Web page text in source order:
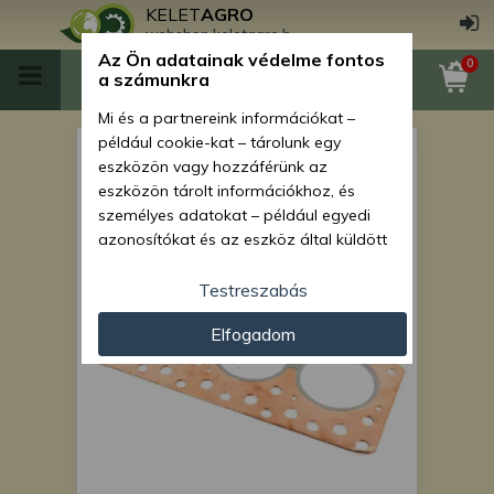
KELETAGRO
webshop.keletagro.hu
0
Hengerfejtömítés Iseki
TL2101F típusú japán
kistraktorhoz
Az Ön adatainak védelme fontos
a számunkra
Mi és a partnereink információkat –
például cookie-kat – tárolunk egy
eszközön vagy hozzáférünk az
eszközön tárolt információkhoz, és
személyes adatokat – például egyedi
azonosítókat és az eszköz által küldött
személyre szabott hirdetések és
tartalom nyújtásához, hirdetés- és
tartalomméréshez, nézettségi adatok
gyűjtéséhez, valamint termékek
kifejlesztéséhez és a termékek
javításához. Az Ön engedélyével mi és a
partnereink eszközleolvasásos
módszerrel szerzett pontos geolokációs
Testreszabás
Elfogadom